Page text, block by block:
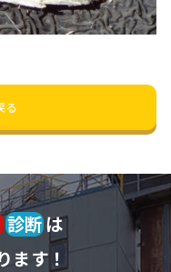
る
診断は
ます！